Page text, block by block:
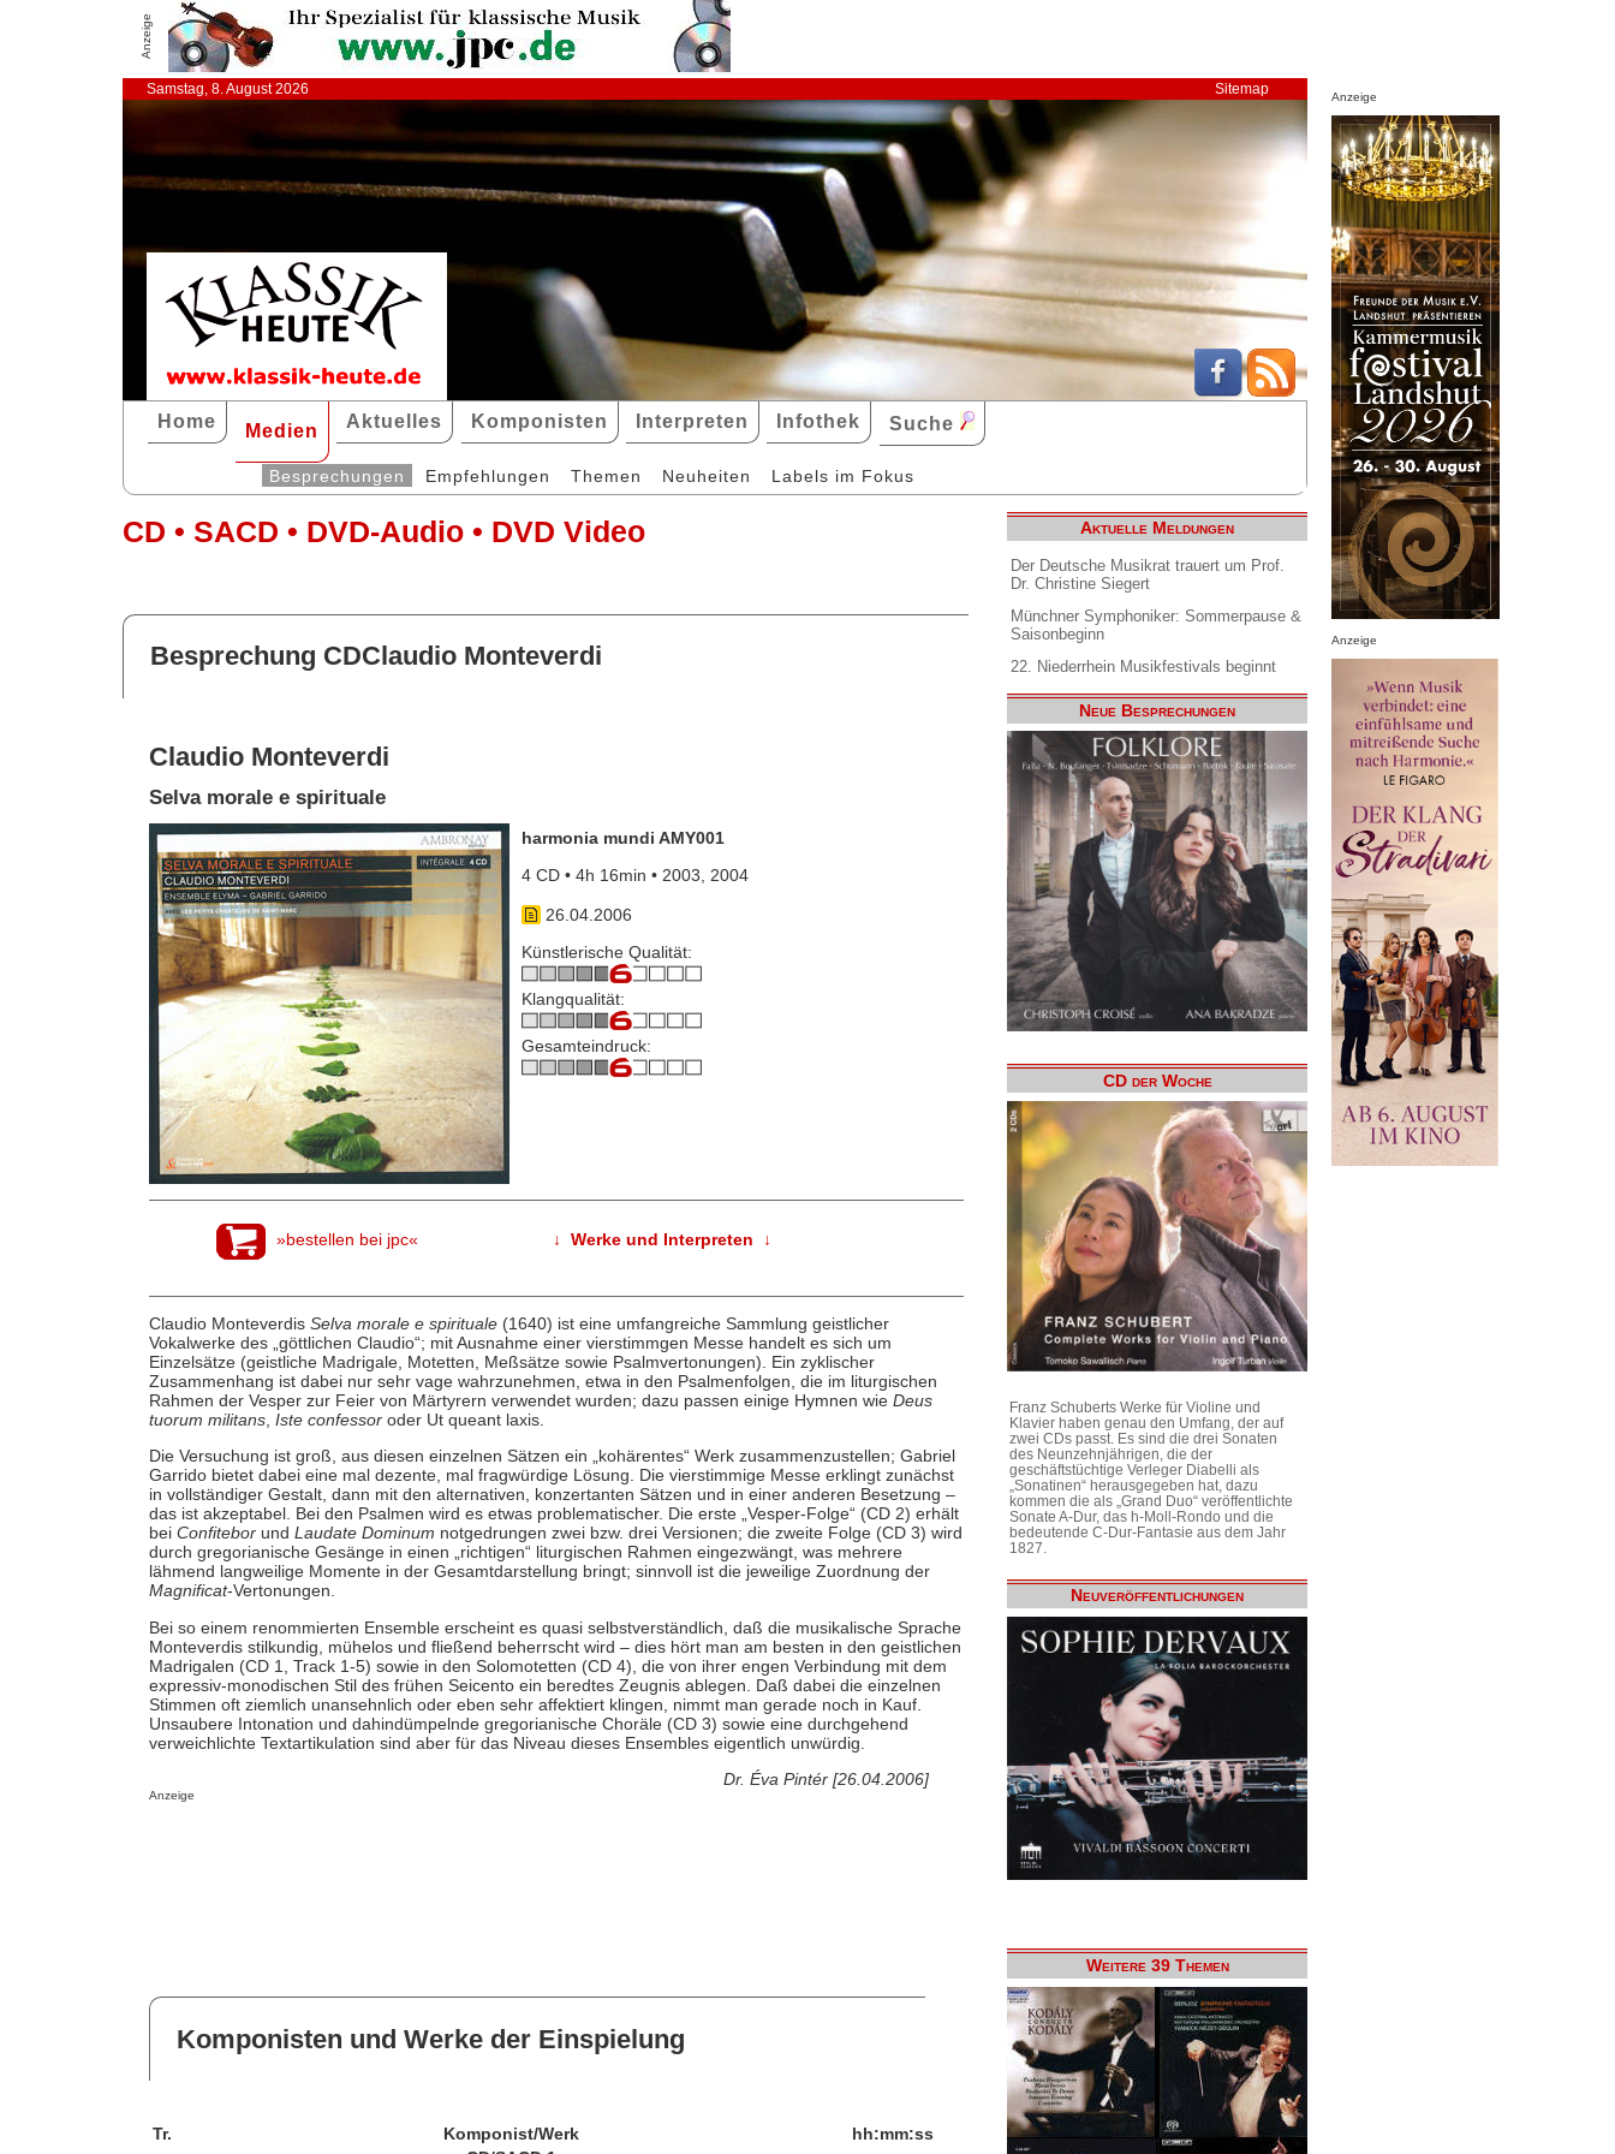
Anzeige
Samstag, 8. August 2026 Sitemap
Home Medien Aktuelles Komponisten Interpreten Infothek Suche
Besprechungen Empfehlungen Themen Neuheiten Labels im Fokus
CD • SACD • DVD-Audio • DVD Video
Besprechung CDClaudio Monteverdi
Claudio Monteverdi
Selva morale e spirituale
harmonia mundi AMY001
4 CD • 4h 16min • 2003, 2004
26.04.2006
Künstlerische Qualität:
Klangqualität:
Gesamteindruck:
»bestellen bei jpc« ↓ Werke und Interpreten ↓
Claudio Monteverdis Selva morale e spirituale(1640) ist eine umfangreiche Sammlung geistlicher
Vokalwerke des „göttlichen Claudio“; mit Ausnahme einer vierstimmgen Messe handelt es sich um
Einzelsätze (geistliche Madrigale, Motetten, Meßsätze sowie Psalmvertonungen). Ein zyklischer
Zusammenhang ist dabei nur sehr vage wahrzunehmen, etwa in den Psalmenfolgen, die im liturgischen
Rahmen der Vesper zur Feier von Märtyrern verwendet wurden; dazu passen einige Hymnen wie Deus
tuorum militans, Iste confessoroder Ut queant laxis.
Die Versuchung ist groß, aus diesen einzelnen Sätzen ein „kohärentes“ Werk zusammenzustellen; Gabriel
Garrido bietet dabei eine mal dezente, mal fragwürdige Lösung. Die vierstimmige Messe erklingt zunächst
in vollständiger Gestalt, dann mit den alternativen, konzertanten Sätzen und in einer anderen Besetzung –
das ist akzeptabel. Bei den Psalmen wird es etwas problematischer. Die erste „Vesper-Folge“ (CD 2) erhält
bei Confiteborund Laudate Dominum notgedrungen zwei bzw. drei Versionen; die zweite Folge (CD 3) wird
durch gregorianische Gesänge in einen „richtigen“ liturgischen Rahmen eingezwängt, was mehrere
lähmend langweilige Momente in der Gesamtdarstellung bringt; sinnvoll ist die jeweilige Zuordnung der
Magnificat-Vertonungen.
Bei so einem renommierten Ensemble erscheint es quasi selbstverständlich, daß die musikalische Sprache
Monteverdis stilkundig, mühelos und fließend beherrscht wird – dies hört man am besten in den geistlichen
Madrigalen (CD 1, Track 1-5) sowie in den Solomotetten (CD 4), die von ihrer engen Verbindung mit dem
expressiv-monodischen Stil des frühen Seicento ein beredtes Zeugnis ablegen. Daß dabei die einzelnen
Stimmen oft ziemlich unansehnlich oder eben sehr affektiert klingen, nimmt man gerade noch in Kauf.
Unsaubere Intonation und dahindümpelnde gregorianische Choräle (CD 3) sowie eine durchgehend
verweichlichte Textartikulation sind aber für das Niveau dieses Ensembles eigentlich unwürdig.
Dr. Éva Pintér [26.04.2006]
Anzeige
Komponisten und Werke der Einspielung
Tr. Komponist/Werk
hh:mm:ss
Aktuelle Meldungen
Der Deutsche Musikrat trauert um Prof.
Dr. Christine Siegert
Münchner Symphoniker: Sommerpause &
Saisonbeginn
22. Niederrhein Musikfestivals beginnt
Neue Besprechungen
CD der Woche
Franz Schuberts Werke für Violine und
Klavier haben genau den Umfang, der auf
zwei CDs passt. Es sind die drei Sonaten
des Neunzehnjährigen, die der
geschäftstüchtige Verleger Diabelli als
„Sonatinen“ herausgegeben hat, dazu
kommen die als „Grand Duo“ veröffentlichte
Sonate A-Dur, das h-Moll-Rondo und die
bedeutende C-Dur-Fantasie aus dem Jahr
1827.
Neuveröffentlichungen
Weitere 39 Themen
Anzeige
Anzeige